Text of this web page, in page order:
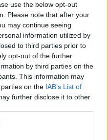
use the below opt-out
Please note that after your
may continue seeing
information utilized by
to third parties prior to
opt-out of the further
by third parties on the
This information may
on the IAB’s List of
further disclose it to other
pentru încetarea
prezenți la